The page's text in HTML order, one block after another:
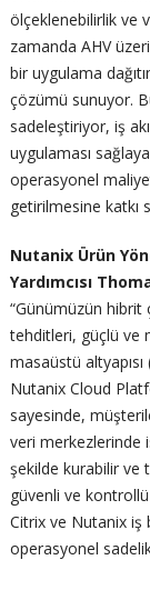
ölçeklenebilirlik ve
zamanda AHV
bir uygulama
çözümü sunuyor.
sadeleştiriyor, iş
uygulaması
operasyonel
getirilmesine katkı
Nutanix Ürün
Yardımcısı
“Günümüzün hibrit
tehditleri, güçlü ve
masaüstü
Nutanix Cloud
sayesinde,
veri merkezlerinde
şekilde kurabilir ve
güvenli ve
Citrix ve Nutanix iş
operasyonel